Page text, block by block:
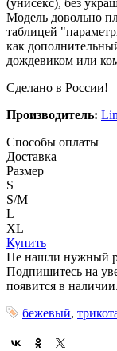
Модель довольно
таблицей
как
дождевиком или
Сделано в России!
Производитель:
Способы оплаты
Доставка
Размер
S
S/M
L
XL
Купить
Не нашли нужный
Подпишитесь на
появится в наличии.
бежевый,